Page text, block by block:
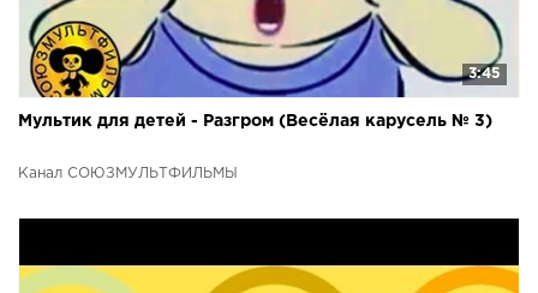
3:45
Мультик для детей - Разгром (Весёлая карусель № 3)
Канал СОЮЗМУЛЬТФИЛЬМЫ